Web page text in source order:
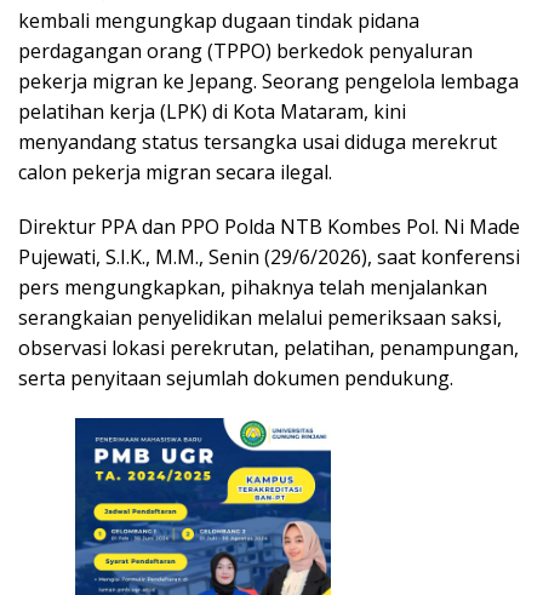
kembali mengungkap dugaan tindak pidana
perdagangan orang (TPPO) berkedok penyaluran
pekerja migran ke Jepang. Seorang pengelola lembaga
pelatihan kerja (LPK) di Kota Mataram, kini
menyandang status tersangka usai diduga merekrut
calon pekerja migran secara ilegal.
Direktur PPA dan PPO Polda NTB Kombes Pol. Ni Made
Pujewati, S.I.K., M.M., Senin (29/6/2026), saat konferensi
pers mengungkapkan, pihaknya telah menjalankan
serangkaian penyelidikan melalui pemeriksaan saksi,
observasi lokasi perekrutan, pelatihan, penampungan,
serta penyitaan sejumlah dokumen pendukung.